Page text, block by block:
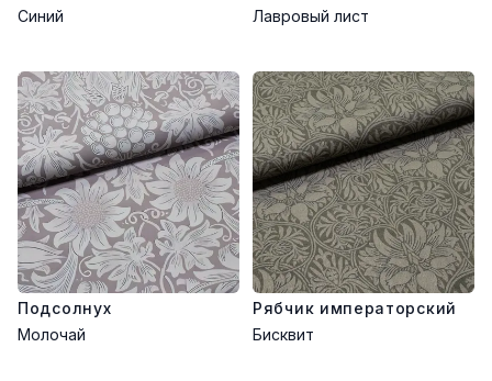
Синий
Лавровый лист
Подсолнух
Молочай
Рябчик императорский
Бисквит